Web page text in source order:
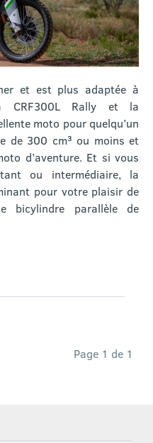
et est plus adaptée à
CRF300L Rally et la
moto pour quelqu’un
de 300 cm³ ou moins et
d’aventure. Et si vous
ou intermédiaire, la
pour votre plaisir de
bicylindre parallèle de
Page 1 de 1